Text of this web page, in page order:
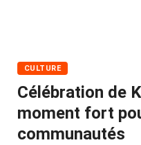
CULTURE
Célébration de
moment fort
communautés